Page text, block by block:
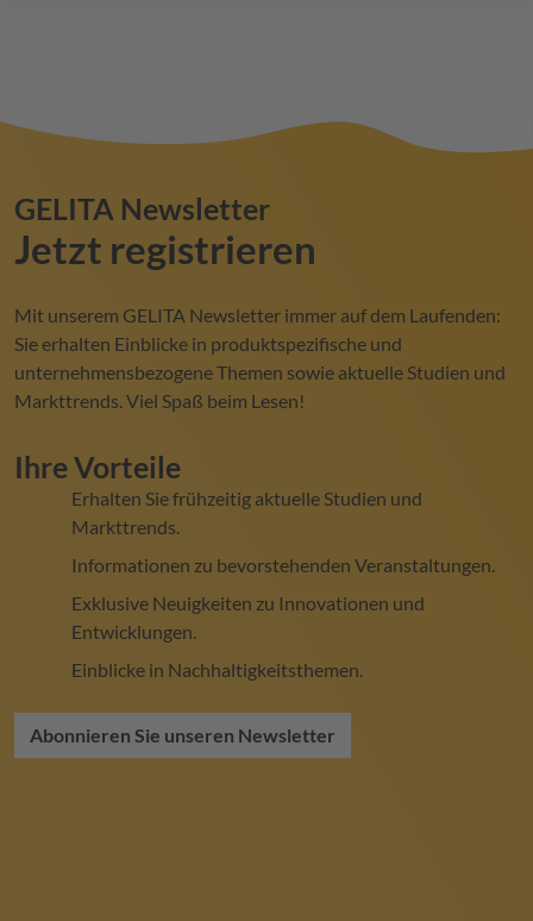
GELITA Newsletter
Jetzt registrieren
Mit unserem GELITA Newsletter immer auf dem Laufenden:
Sie erhalten Einblicke in produktspezifische und
unternehmensbezogene Themen sowie aktuelle Studien und
Markttrends. Viel Spaß beim Lesen!
Ihre Vorteile
Erhalten Sie frühzeitig aktuelle Studien und
Markttrends.
Informationen zu bevorstehenden Veranstaltungen.
Exklusive Neuigkeiten zu Innovationen und
Entwicklungen.
Einblicke in Nachhaltigkeitsthemen.
Abonnieren Sie unseren Newsletter